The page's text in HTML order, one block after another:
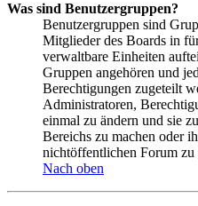
Was sind Benutzergruppen?
Benutzergruppen sind
Mitglieder des Boards in
verwaltbare Einheiten
Gruppen angehören und
Berechtigungen zugeteilt
Administratoren,
einmal zu ändern und sie
Bereichs zu machen oder
nichtöffentlichen Forum zu
Nach oben